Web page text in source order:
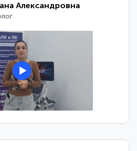
Александровна